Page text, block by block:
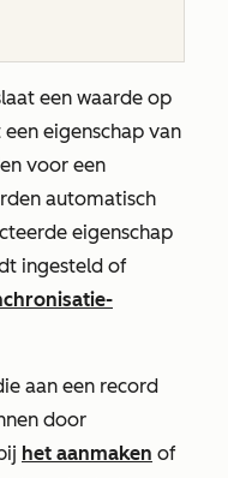
een waarde op
eigenschap van
voor een
automatisch
eigenschap
ingesteld of
aan een record
door
het aanmaken of